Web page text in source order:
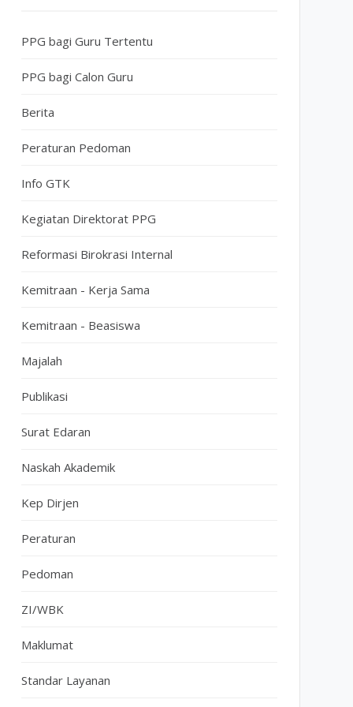
PPG bagi Guru Tertentu
PPG bagi Calon Guru
Berita
Peraturan Pedoman
Info GTK
Kegiatan Direktorat PPG
Reformasi Birokrasi Internal
Kemitraan - Kerja Sama
Kemitraan - Beasiswa
Majalah
Publikasi
Surat Edaran
Naskah Akademik
Kep Dirjen
Peraturan
Pedoman
ZI/WBK
Maklumat
Standar Layanan